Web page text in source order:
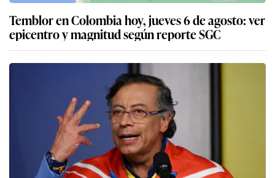
Temblor en Colombia hoy, jueves 6 de agosto: ver
epicentro y magnitud según reporte SGC